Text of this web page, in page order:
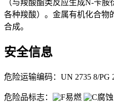
（与羧酸酯类反应生成N-苄
各种羧酸）。金属有机化合物
合成。
安全信息
危险运输编码：UN 2735 8/PG
危险品标志： 易燃 腐蚀